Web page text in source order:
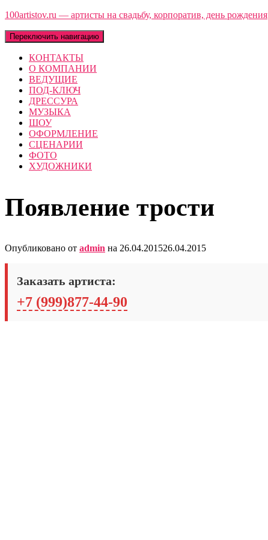
100artistov.ru — артисты на свадьбу, корпоратив, день рождения
Переключить навигацию
КОНТАКТЫ
О КОМПАНИИ
ВЕДУЩИЕ
ПОД-КЛЮЧ
ДРЕССУРА
МУЗЫКА
ШОУ
ОФОРМЛЕНИЕ
СЦЕНАРИИ
ФОТО
ХУДОЖНИКИ
Появление трости
Опубликовано от admin на 26.04.201526.04.2015
Заказать артиста:
+7 (999)877-44-90